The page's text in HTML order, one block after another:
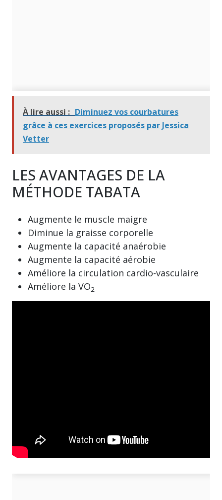
À lire aussi : Diminuez vos courbatures
grâce à ces exercices proposés par Jessica
Vetter
LES AVANTAGES DE LA
MÉTHODE TABATA
Augmente le muscle maigre
Diminue la graisse corporelle
Augmente la capacité anaérobie
Augmente la capacité aérobie
Améliore la circulation cardio-vasculaire
Améliore la VO2